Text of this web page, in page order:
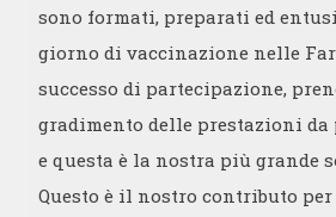
sono formati, preparati ed
giorno di vaccinazione nelle
successo di partecipazione,
gradimento delle prestazioni da
e questa è la nostra più grande
Questo è il nostro contributo